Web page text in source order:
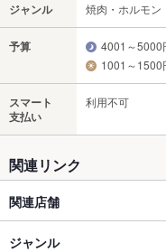
ジャンル 焼肉・ホルモン
予算
4001～5000
1001～1500
スマート
支払い
利用不可
関連リンク
関連店舗
京都焼肉 enen 先斗町本店
ジャンル